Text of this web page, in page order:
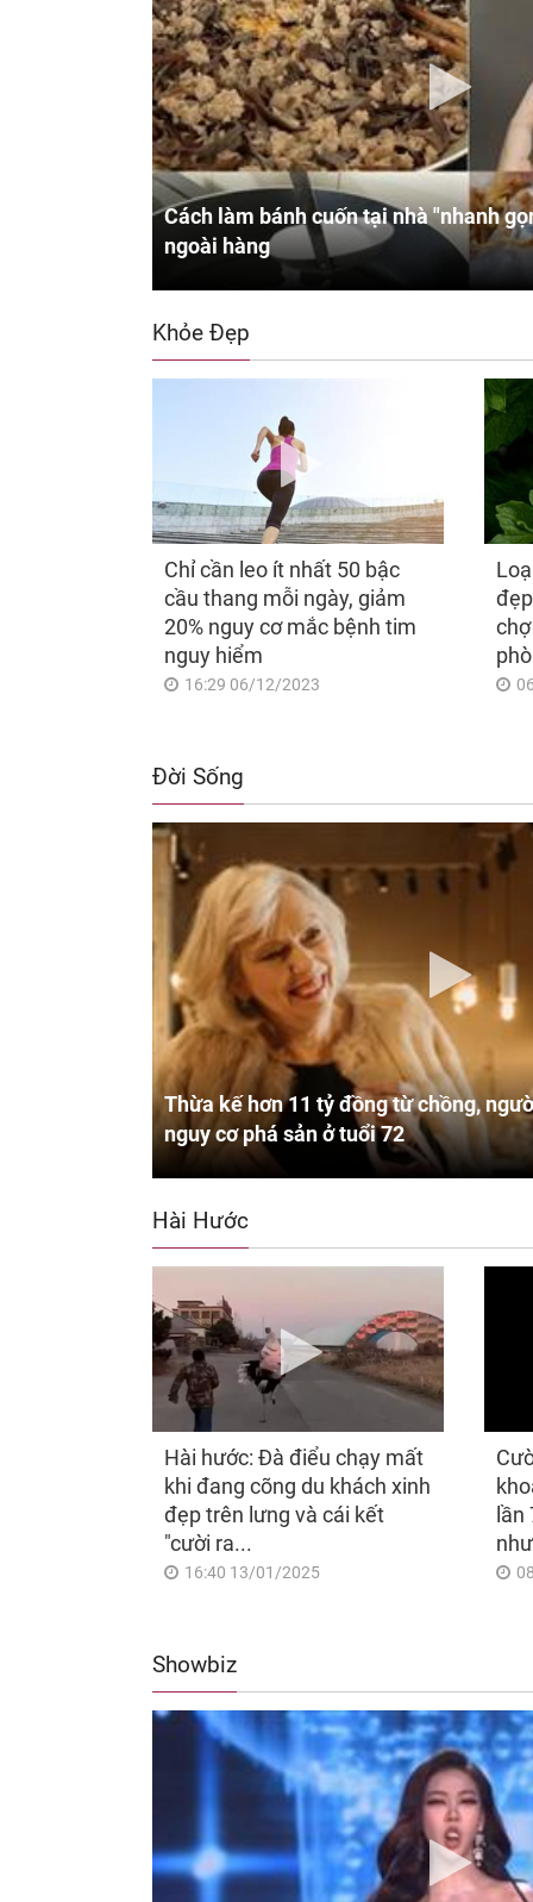
Cách làm bánh cuốn tại nhà "nhanh
ngoài hàng
Khỏe Đẹp
Chỉ cần leo ít nhất 50 bậc
cầu thang mỗi ngày, giảm
20% nguy cơ mắc bệnh tim
nguy hiểm
16:29 06/12/2023
Đời Sống
Thừa kế hơn 11 tỷ đồng từ chồng,
nguy cơ phá sản ở tuổi 72
Hài Hước
Hài hước: Đà điểu chạy mất
khi đang cõng du khách xinh
đẹp trên lưng và cái kết
"cười ra...
16:40 13/01/2025
Showbiz